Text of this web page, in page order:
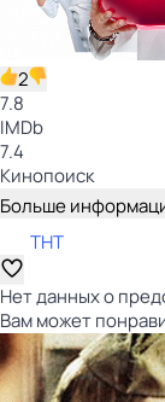
2
7.8
IMDb
7.4
Кинопоиск
Больше
ТНТ
Нет данных о
Вам может